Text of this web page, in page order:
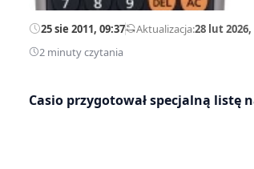
25 sie 2011, 09:37—Aktualizacja:28 lut 2026,
2 minuty czytania
Casio przygotował specjalną